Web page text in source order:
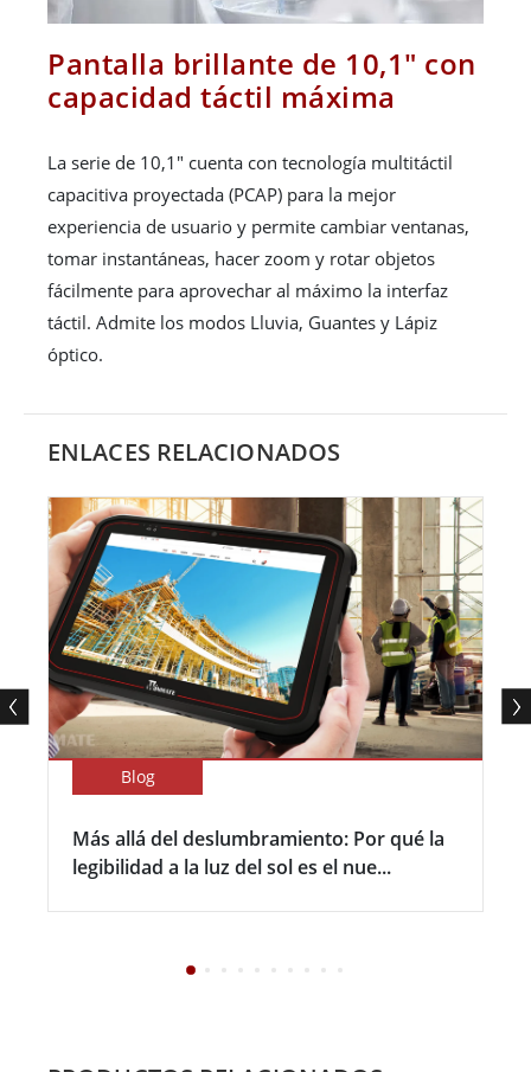
Pantalla brillante de 10,1" con
capacidad táctil máxima
La serie de 10,1" cuenta con tecnología multitáctil
capacitiva proyectada (PCAP) para la mejor
experiencia de usuario y permite cambiar ventanas,
tomar instantáneas, hacer zoom y rotar objetos
fácilmente para aprovechar al máximo la interfaz
táctil. Admite los modos Lluvia, Guantes y Lápiz
óptico.
ENLACES RELACIONADOS
Blog
Más allá del deslumbramiento: Por qué la
legibilidad a la luz del sol es el nue...